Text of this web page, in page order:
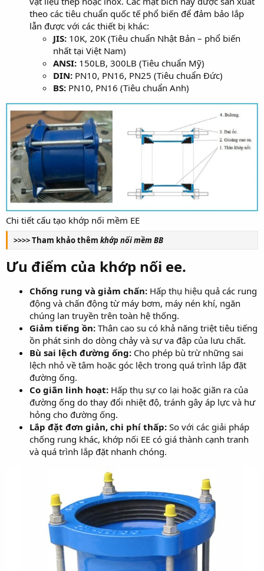
theo các tiêu chuẩn quốc tế phổ biến để đảm bảo lắp
lẫn được với các thiết bị khác:
JIS: 10K, 20K (Tiêu chuẩn Nhật Bản – phổ biến
nhất tại Việt Nam)
ANSI: 150LB, 300LB (Tiêu chuẩn Mỹ)
DIN: PN10, PN16, PN25 (Tiêu chuẩn Đức)
BS: PN10, PN16 (Tiêu chuẩn Anh)
Chi tiết cấu tạo khớp nối mềm EE
>>>> Tham khảo thêm khớp nối mềm BB
Ưu điểm của khớp nối ee.
Chống rung và giảm chấn: Hấp thụ hiệu quả các rung
động và chấn động từ máy bơm, máy nén khí, ngăn
chúng lan truyền trên toàn hệ thống.
Giảm tiếng ồn: Thân cao su có khả năng triệt tiêu tiếng
ồn phát sinh do dòng chảy và sự va đập của lưu chất.
Bù sai lệch đường ống: Cho phép bù trừ những sai
lệch nhỏ về tâm hoặc góc lệch trong quá trình lắp đặt
đường ống.
Co giãn linh hoạt: Hấp thụ sự co lại hoặc giãn ra của
đường ống do thay đổi nhiệt độ, tránh gây áp lực và hư
hỏng cho đường ống.
Lắp đặt đơn giản, chi phí thấp: So với các giải pháp
chống rung khác, khớp nối EE có giá thành cạnh tranh
và quá trình lắp đặt nhanh chóng.